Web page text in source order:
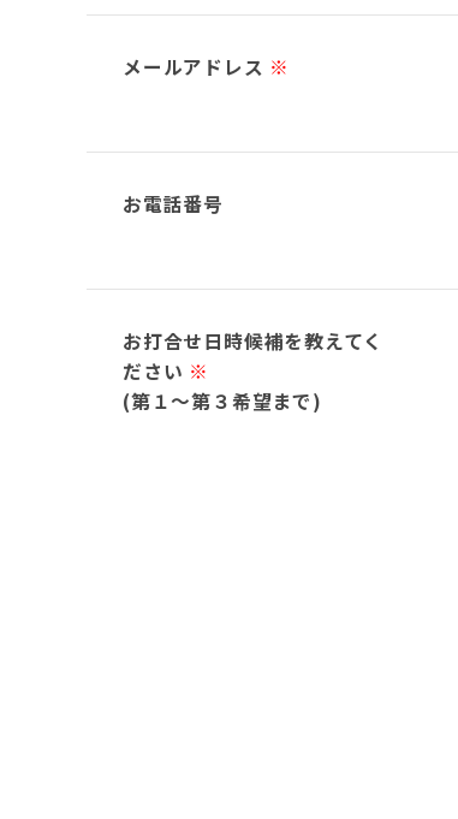
メールアドレス ※
お電話番号
お打合せ日時候補を教えてく
ださい ※
(第１～第３希望まで)